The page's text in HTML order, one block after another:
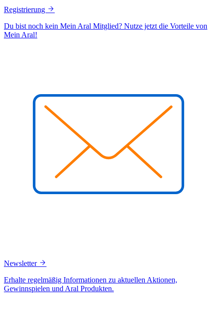
Registrierung
Du bist noch kein Mein Aral Mitglied? Nutze jetzt die Vorteile von
Mein Aral!
Newsletter
Erhalte regelmäßig Informationen zu aktuellen Aktionen,
Gewinnspielen und Aral Produkten.